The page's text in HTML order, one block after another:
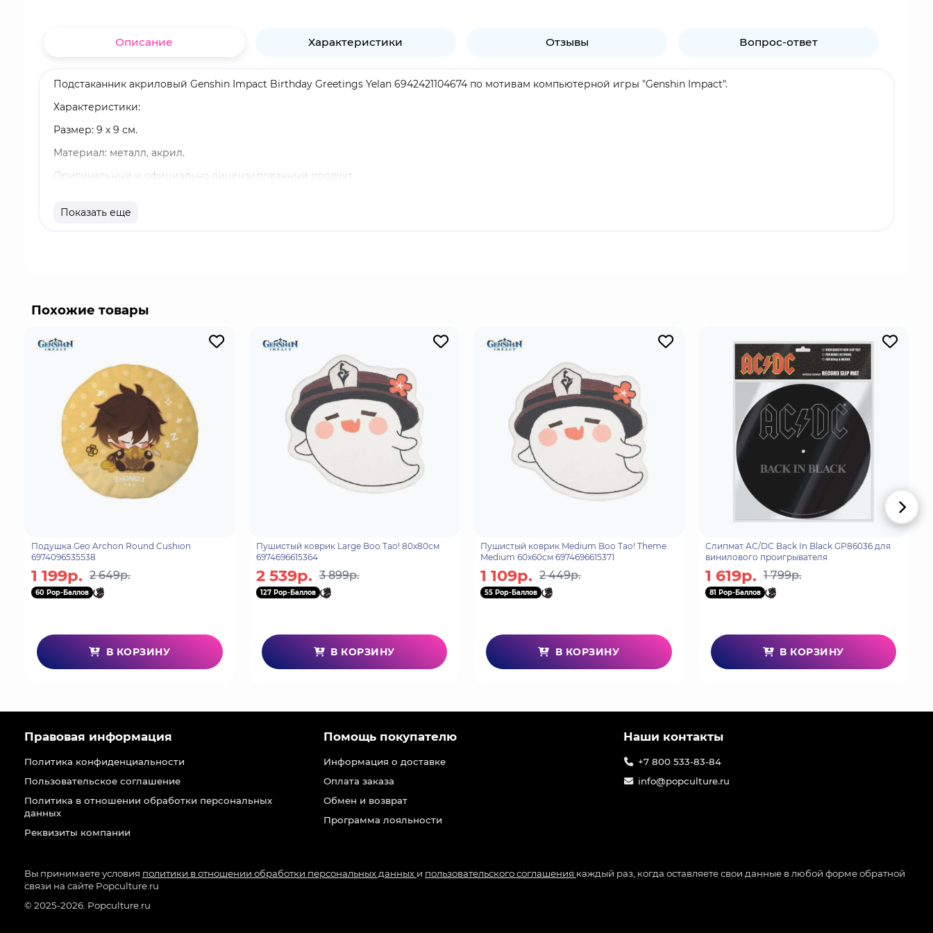
Описание Характеристики Отзывы Вопрос-ответ
Подстаканник акриловый Genshin Impact Birthday Greetings Yelan 6942421104674 по мотивам компьютерной игры "Genshin Impact".
Характеристики:
Размер: 9 x 9 см.
Материал: металл, акрил.
Оригинальный и официально лицензированный продукт.
Е Лань - водный играбельный персонаж. Е Лань - элегантная пятизвёздочная гидро-лучница. Загадочная и иногда неуловимая личность, о которой не так
Показать еще
Похожие товары
Подушка Geo Archon Round Cushion
6974096535538
1 199р. 2 649р.
60 Pop-Баллов
В КОРЗИНУ
Пушистый коврик Large Boo Tao! 80x80см
6974696615364
2 539р. 3 899р.
127 Pop-Баллов
В КОРЗИНУ
Пушистый коврик Medium Boo Tao! Theme
Medium 60x60см 6974696615371
1 109р. 2 449р.
55 Pop-Баллов
В КОРЗИНУ
Слипмат AС/DС Back In Black GP86036 для
винилового проигрывателя
1 619р. 1 799р.
81 Pop-Баллов
В КОРЗИНУ
Правовая информация
Политика конфиденциальности
Пользовательское соглашение
Политика в отношении обработки персональных
данных
Реквизиты компании
Помощь покупателю
Информация о доставке
Оплата заказа
Обмен и возврат
Программа лояльности
Наши контакты
+7 800 533-83-84
info@popculture.ru
Вы принимаете условия политики в отношении обработки персональных данных и пользовательского соглашения каждый раз, когда оставляете свои данные в любой форме обратной
связи на сайте Popculture.ru
© 2025-2026. Popculture.ru